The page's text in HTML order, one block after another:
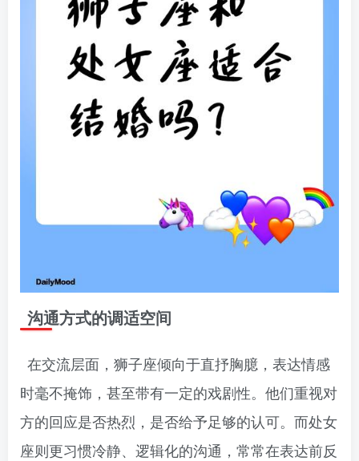
沟通方式的调适空间
在交流层面，狮子座倾向于直抒胸臆，表达情感
时毫不掩饰，甚至带有一定的戏剧性。他们重视对
方的回应是否热烈，是否给予足够的认可。而处女
座则更习惯冷静、逻辑化的沟通，常常在表达前反